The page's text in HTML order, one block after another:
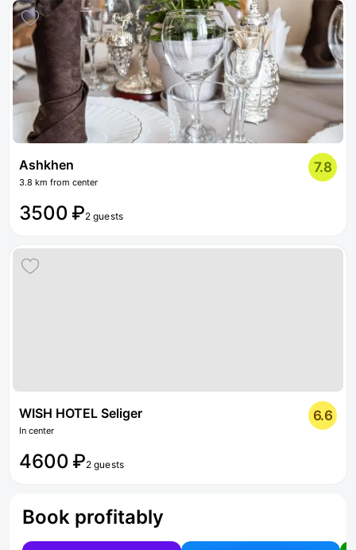
Ashkhen
3.8 km from center
7.8
3500 ₽2 guests
WISH HOTEL Seliger
In center
6.6
4600 ₽2 guests
Book profitably